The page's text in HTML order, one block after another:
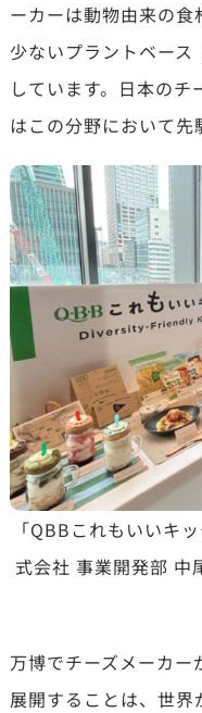
ーカーは動物由来の
少ないプラントベース
しています。日本の
はこの分野において先
「QBBこれもいいキ
式会社 事業開発部 中
万博でチーズメーカ
展開することは、世